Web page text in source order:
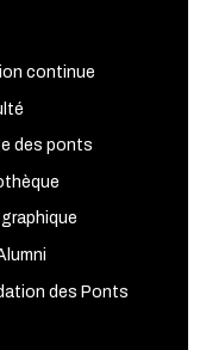
continue
des ponts
des Ponts